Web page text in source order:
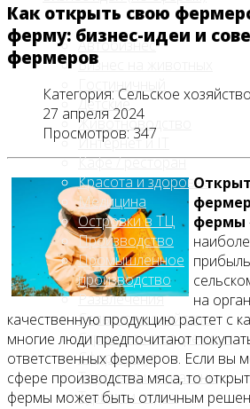
Автобизнес
Бизнес на животных
Гостиничный
Детские
Животноводство
Интернет и IT
Кафе / ресторан
Красота и здоровье
Медицина
Островки в ТЦ
Производство
Промышленное
производство
Развлечения
Сельское хозяйство
Строительство, ремонт
Сфера услуг
Торговля и магазины
Туризм и отдых
Как открыть свою
ферму: бизнес-идеи и
фермеров
Категория: Сельское хозяйство
27 апреля 2024
Просмотров: 347
фермы
на
качественную продукцию растет с
многие люди предпочитают
ответственных фермеров. Если вы
сфере производства мяса, то
фермы может быть отличным